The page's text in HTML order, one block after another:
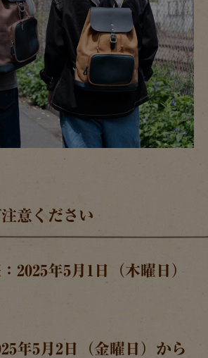
意ください
2025年5月1日（木曜日）
年5月2日（金曜日）から